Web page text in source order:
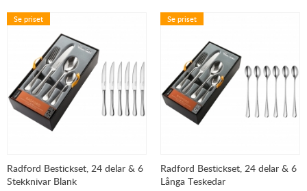
Se priset
Radford Bestickset, 24 delar & 6
Stekknivar Blank
Se priset
Radford Bestickset, 24 delar & 6
Långa Teskedar